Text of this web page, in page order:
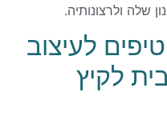
שלה ולרצונותיה.
לעיצוב
לקיץ